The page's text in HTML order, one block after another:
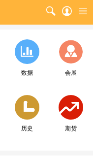
数据 会展
历史 期货